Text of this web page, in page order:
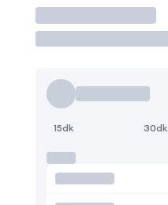
İşlem Yap
15dk 30dk